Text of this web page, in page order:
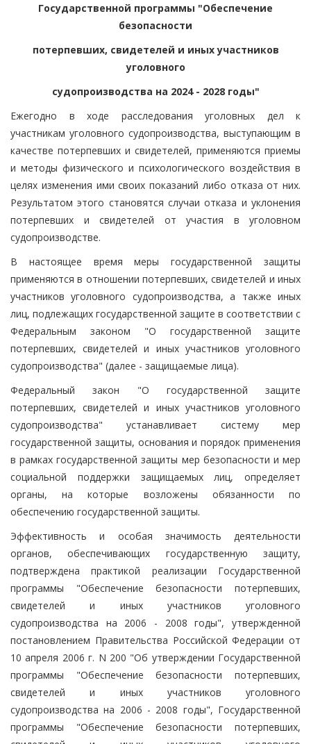
Государственной программы "Обеспечение
безопасности
потерпевших, свидетелей и иных участников
уголовного
судопроизводства на 2024 - 2028 годы"
Ежегодно в ходе расследования уголовных дел к
участникам уголовного судопроизводства, выступающим в
качестве потерпевших и свидетелей, применяются приемы
и методы физического и психологического воздействия в
целях изменения ими своих показаний либо отказа от них.
Результатом этого становятся случаи отказа и уклонения
потерпевших и свидетелей от участия в уголовном
судопроизводстве.
В настоящее время меры государственной защиты
применяются в отношении потерпевших, свидетелей и иных
участников уголовного судопроизводства, а также иных
лиц, подлежащих государственной защите в соответствии с
Федеральным законом "О государственной защите
потерпевших, свидетелей и иных участников уголовного
судопроизводства" (далее - защищаемые лица).
Федеральный закон "О государственной защите
потерпевших, свидетелей и иных участников уголовного
судопроизводства" устанавливает систему мер
государственной защиты, основания и порядок применения
в рамках государственной защиты мер безопасности и мер
социальной поддержки защищаемых лиц, определяет
органы, на которые возложены обязанности по
обеспечению государственной защиты.
Эффективность и особая значимость деятельности
органов, обеспечивающих государственную защиту,
подтверждена практикой реализации Государственной
программы "Обеспечение безопасности потерпевших,
свидетелей и иных участников уголовного
судопроизводства на 2006 - 2008 годы", утвержденной
постановлением Правительства Российской Федерации от
10 апреля 2006 г. N 200 "Об утверждении Государственной
программы "Обеспечение безопасности потерпевших,
свидетелей и иных участников уголовного
судопроизводства на 2006 - 2008 годы", Государственной
программы "Обеспечение безопасности потерпевших,